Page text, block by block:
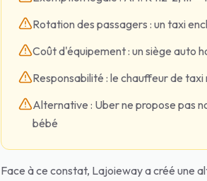
Rotation des passagers : un taxi
Coût d'équipement : un siège auto
Responsabilité : le chauffeur de
Alternative : Uber ne propose pas
bébé
Face à ce constat, Lajoieway a créé une